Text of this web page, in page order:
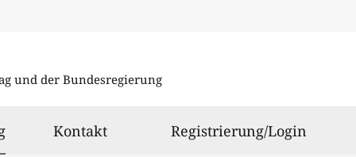
und der Bundesregierung
ausgewählt
Kontakt Registrierung/Login